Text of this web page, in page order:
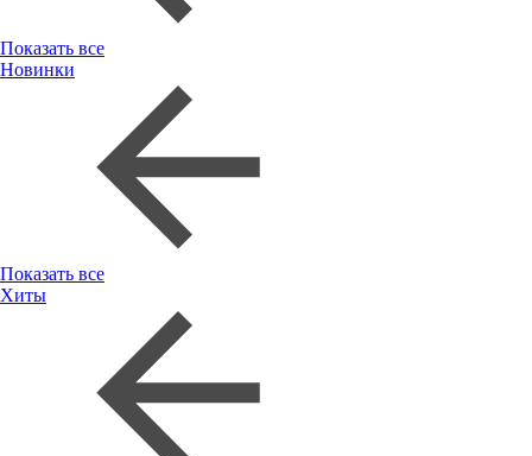
Показать все
Новинки
Показать все
Хиты